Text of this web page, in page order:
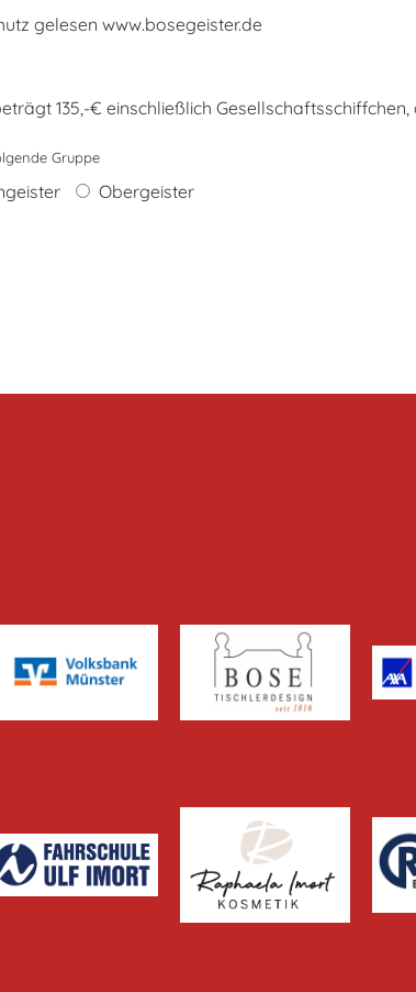
gelesen www.bosegeister.de
135,-€ einschließlich
Gruppe
Obergeister